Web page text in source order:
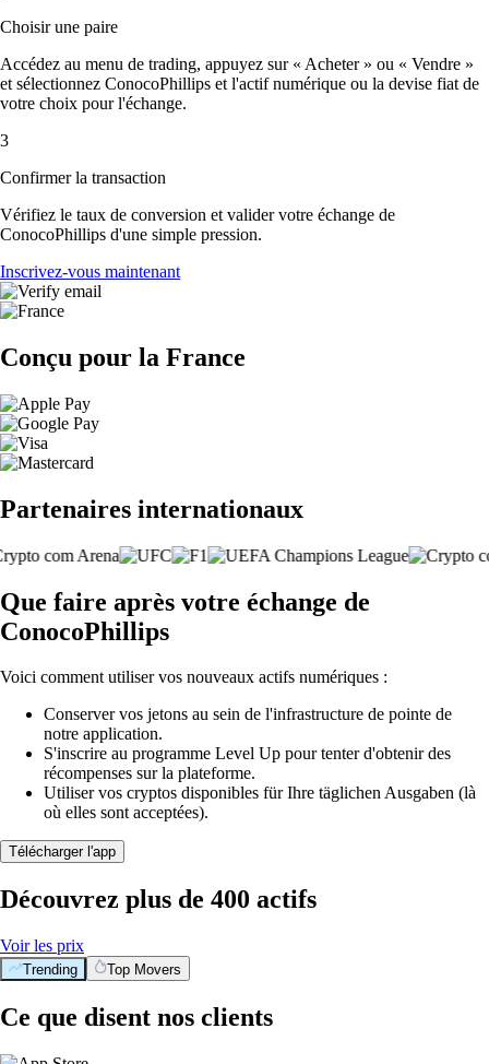
Choisir une paire
Accédez au menu de trading, appuyez sur « Acheter » ou « Vendre »
et sélectionnez ConocoPhillips et l'actif numérique ou la devise fiat de
votre choix pour l'échange.
3
Confirmer la transaction
Vérifiez le taux de conversion et valider votre échange de
ConocoPhillips d'une simple pression.
Inscrivez-vous maintenant
Conçu pour la France
Partenaires internationaux
Que faire après votre échange de
ConocoPhillips
Voici comment utiliser vos nouveaux actifs numériques :
Conserver vos jetons au sein de l'infrastructure de pointe de
notre application.
S'inscrire au programme Level Up pour tenter d'obtenir des
récompenses sur la plateforme.
Utiliser vos cryptos disponibles für Ihre täglichen Ausgaben (là
où elles sont acceptées).
Télécharger l'app
Découvrez plus de 400 actifs
Voir les prix
Trending Top Movers
Ce que disent nos clients